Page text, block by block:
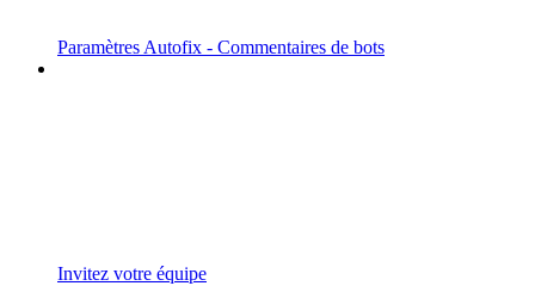
Paramètres Autofix - Commentaires de bots
Invitez votre équipe